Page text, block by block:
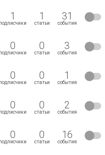
1
подписчики
1
статьи
31
события
0
подписчики
0
статьи
3
события
0
подписчики
0
статьи
1
события
0
подписчики
0
статьи
2
события
0
подписчики
0
статьи
16
события